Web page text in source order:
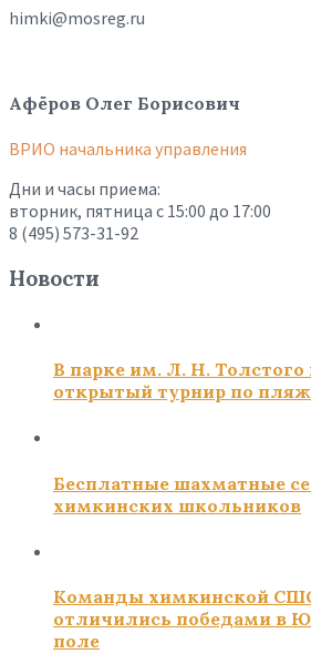
himki@mosreg.ru
Афёров Олег Борисович
ВРИО начальника управления
Дни и часы приема:
вторник, пятница с 15:00 до 17:00
8 (495) 573-31-92
Новости
В парке им. Л. Н.
открытый турнир по
Бесплатные шахматные
химкинских школьников
Команды химкинской
отличились победами в
поле